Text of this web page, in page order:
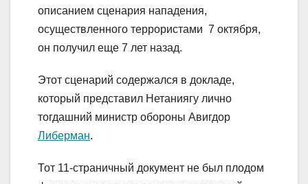
описанием сценария нападения,
осуществленного террористами 7 октября,
он получил еще 7 лет назад.
Этот сценарий содержался в докладе,
который представил Нетаниягу лично
тогдашний министр обороны Авигдор
Либерман.
Тот 11-страничный документ не был плодом